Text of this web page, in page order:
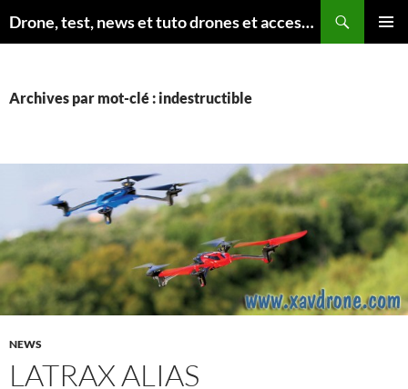
au
Drone, test, news et tuto drones et accessoires
Archives par mot-clé : indestructible
NEWS
LATRAX ALIAS